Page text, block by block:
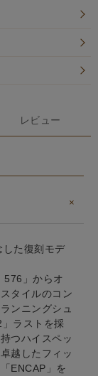
レビュー
た復刻モデ
576」からオ
タイルのコン
ンニングシュ
ラストを採
つハイスペッ
越したフィッ
ENCAP」を